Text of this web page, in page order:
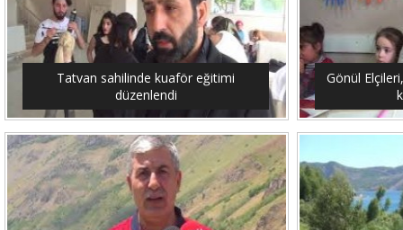
Tatvan sahilinde kuaför eğitimi
düzenlendi
Gönül